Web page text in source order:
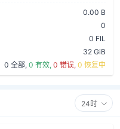
0.00 B
0
0 FIL
32 GiB
0 全部, 0 有效, 0 错误, 0 恢复中
24时